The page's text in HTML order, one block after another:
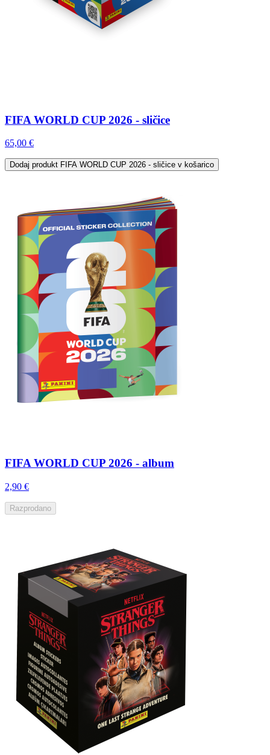
FIFA WORLD CUP 2026 - sličice
65,00 €
Dodaj produkt FIFA WORLD CUP 2026 - sličice v košarico
FIFA WORLD CUP 2026 - album
2,90 €
Razprodano